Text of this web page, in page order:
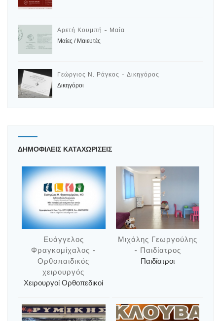
Αρετή Κουμπή - Μαία
Μαίες / Μαιευτές
Γεώργιος Ν. Ράγκος - Δικηγόρος
Δικηγόροι
ΔΗΜΟΦΙΛΕΙΣ ΚΑΤΑΧΩΡΙΣΕΙΣ
Ευάγγελος
Φραγκομίχαλος -
Ορθοπαιδικός
χειρουργός
Χειρουργοί Ορθοπεδικοί
Μιχάλης Γεωργούλης
- Παιδίατρος
Παιδίατροι